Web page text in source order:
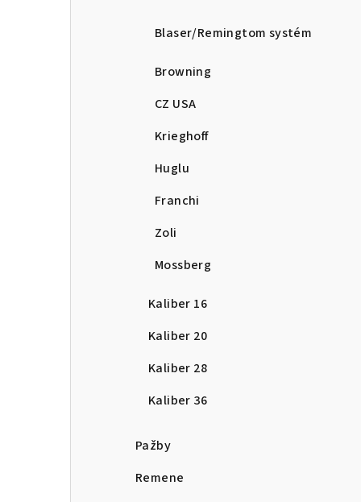
Blaser/Remingtom systém
Browning
CZ USA
Krieghoff
Huglu
Franchi
Zoli
Mossberg
Kaliber 16
Kaliber 20
Kaliber 28
Kaliber 36
Pažby
Remene